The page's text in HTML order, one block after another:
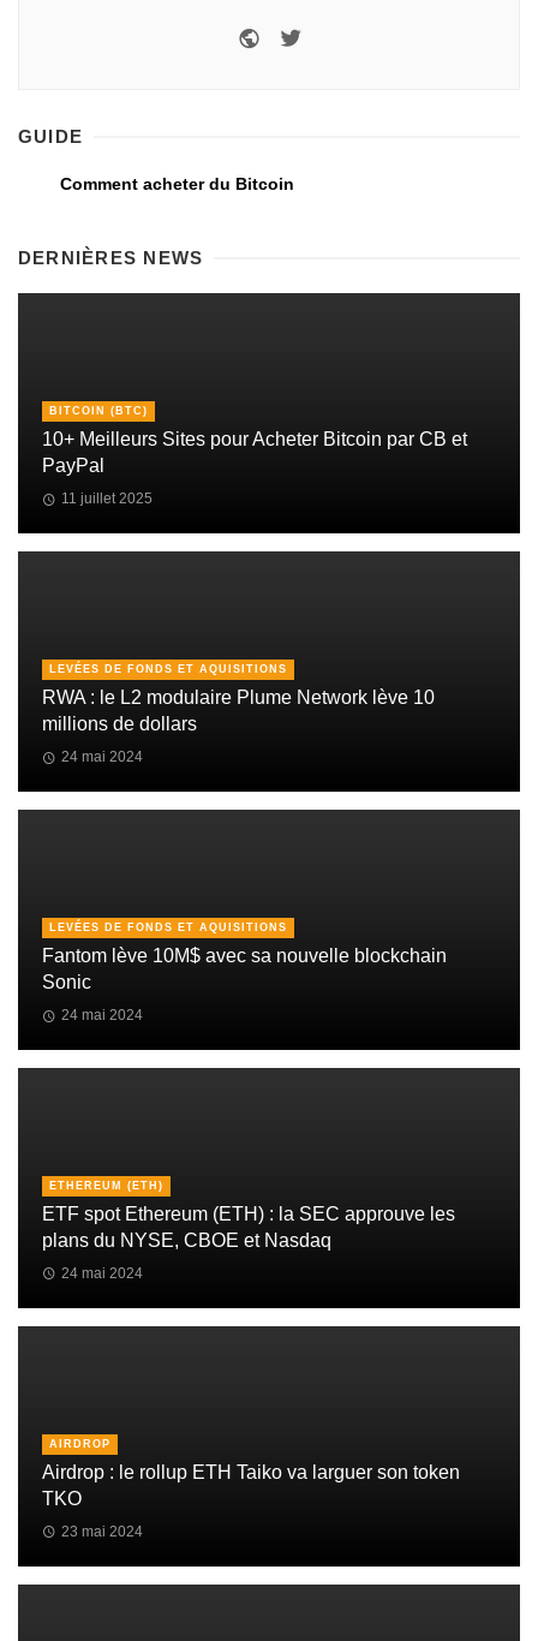
GUIDE
Comment acheter du Bitcoin
DERNIÈRES NEWS
BITCOIN (BTC)
10+ Meilleurs Sites pour Acheter Bitcoin par CB et
PayPal
11 juillet 2025
LEVÉES DE FONDS ET AQUISITIONS
RWA : le L2 modulaire Plume Network lève 10
millions de dollars
24 mai 2024
LEVÉES DE FONDS ET AQUISITIONS
Fantom lève 10M$ avec sa nouvelle blockchain
Sonic
24 mai 2024
ETHEREUM (ETH)
ETF spot Ethereum (ETH) : la SEC approuve les
plans du NYSE, CBOE et Nasdaq
24 mai 2024
AIRDROP
Airdrop : le rollup ETH Taiko va larguer son token
TKO
23 mai 2024